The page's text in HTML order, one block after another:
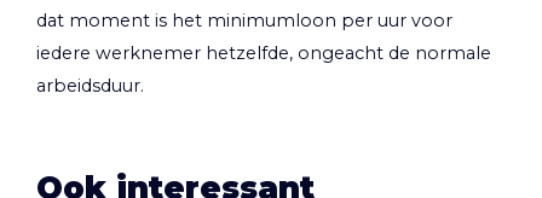
dat moment is het minimumloon per uur voor
iedere werknemer hetzelfde, ongeacht de normale
arbeidsduur.
Ook interessant